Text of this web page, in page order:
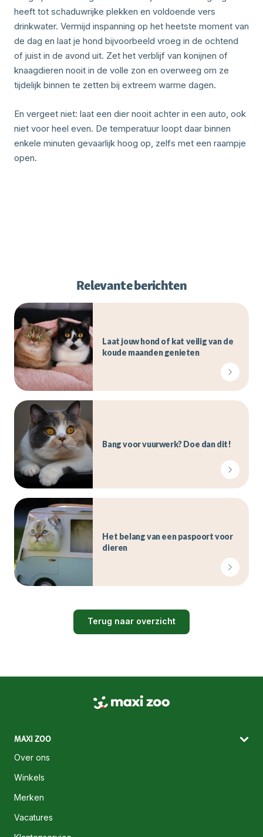
heeft tot schaduwrijke plekken en voldoende vers
drinkwater. Vermijd inspanning op het heetste moment van
de dag en laat je hond bijvoorbeeld vroeg in de ochtend
of juist in de avond uit. Zet het verblijf van konijnen of
knaagdieren nooit in de volle zon en overweeg om ze
tijdelijk binnen te zetten bij extreem warme dagen.
En vergeet niet: laat een dier nooit achter in een auto, ook
niet voor heel even. De temperatuur loopt daar binnen
enkele minuten gevaarlijk hoog op, zelfs met een raampje
open.
Relevante berichten
Laat jouw hond of kat veilig van de
koude maanden genieten
Bang voor vuurwerk? Doe dan dit!
Het belang van een paspoort voor
dieren
Terug naar overzicht
MAXI ZOO
Over ons
Winkels
Merken
Vacatures